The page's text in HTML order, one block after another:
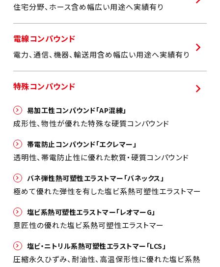
住宅分野、ホース含め幅広い用途へ実績有り
電線コンパウンド
電力、通信、機器、輸送用含め幅広い用途へ実績有り
特殊コンパウンド
易加工性コンパウンド「AP混練」
成形性、物性が優れた特殊な硬質コンパウンド
帯電防止コンパウンド「エクレマー」
透明性、帯電防止性に優れた軟質・硬質コンパウンド
バネ弾性熱可塑性エラストマー「バネックス」
極めて優れた弾性を有した塩ビ系熱可塑性エラストマー
塩ビ系熱可塑性エラストマー「レオマーG」
意匠性の優れた塩ビ系熱可塑性エラストマー
塩ビ・ニトリル系熱可塑性エラストマー「LCS」
圧縮永久ひずみ、耐油性、高温保形性に優れた塩ビ系熱